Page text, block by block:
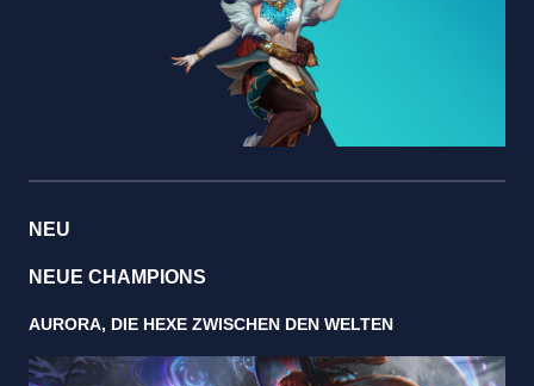
NEU
NEUE CHAMPIONS
AURORA, DIE HEXE ZWISCHEN DEN WELTEN